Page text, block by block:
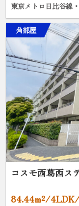
東京メトロ日比谷線
角部屋
コスモ西葛西ス
84.44m²/